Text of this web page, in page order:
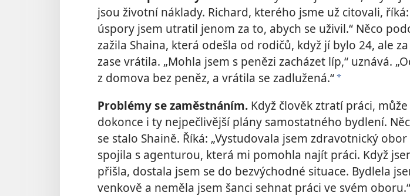
jsou životní náklady. Richard, kterého jsme už citovali, říká:
úspory jsem utratil jenom za to, abych se uživil.“ Něco
zažila Shaina, která odešla od rodičů, když jí bylo 24, ale
zase vrátila. „Mohla jsem s penězi zacházet líp,“ uznává.
z domova bez peněz, a vrátila se zadlužená.“*
Problémy se zaměstnáním. Když člověk ztratí práci,
dokonce i ty nejpečlivější plány samostatného bydlení.
se stalo Shaině. Říká: „Vystudovala jsem zdravotnický obor
spojila s agenturou, která mi pomohla najít práci. Když
přišla, dostala jsem se do bezvýchodné situace. Bydlela
venkově a neměla jsem šanci sehnat práci ve svém oboru.“